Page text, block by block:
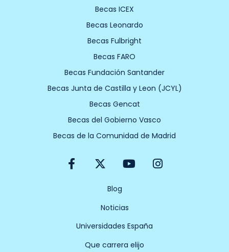
Becas ICEX
Becas Leonardo
Becas Fulbright
Becas FARO
Becas Fundación Santander
Becas Junta de Castilla y Leon (JCYL)
Becas Gencat
Becas del Gobierno Vasco
Becas de la Comunidad de Madrid
F
a
o
X
-
w
i
t
t
r
Y
o
u
b
e
I
n
Blog
Noticias
Universidades España
Que carrera elijo